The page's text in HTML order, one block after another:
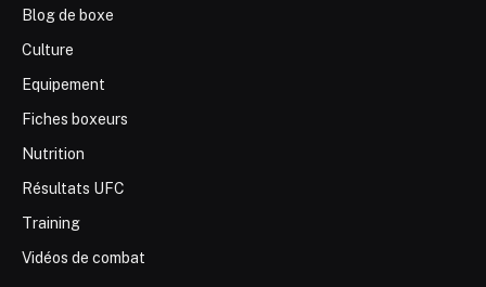
Blog de boxe
Culture
Equipement
Fiches boxeurs
Nutrition
Résultats UFC
Training
Vidéos de combat